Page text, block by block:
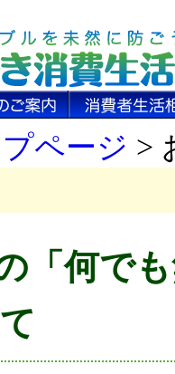
プページ >
「何で